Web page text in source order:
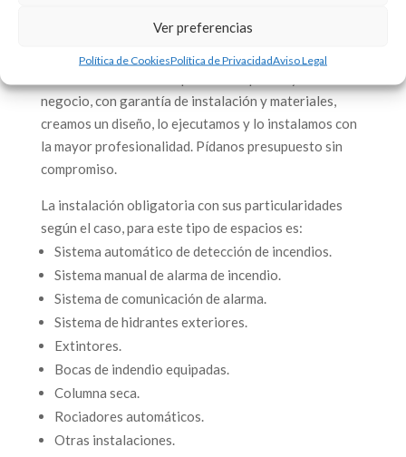
Ver preferencias
Política de CookiesPolítica de PrivacidadAviso Legal
contienen grandes cantidades de materiales y algunos
de estos inflamables.
negocio, con garantía de instalación y materiales,
creamos un diseño, lo ejecutamos y lo instalamos con
la mayor profesionalidad. Pídanos presupuesto sin
compromiso.
La instalación obligatoria con sus particularidades
según el caso, para este tipo de espacios es:
Sistema automático de detección de incendios.
Sistema manual de alarma de incendio.
Sistema de comunicación de alarma.
Sistema de hidrantes exteriores.
Extintores.
Bocas de indendio equipadas.
Columna seca.
Rociadores automáticos.
Otras instalaciones.